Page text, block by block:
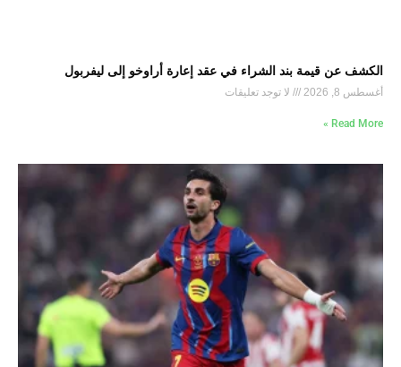
الكشف عن قيمة بند الشراء في عقد إعارة أراوخو إلى ليفربول
أغسطس 8, 2026 لا توجد تعليقات
Read More »